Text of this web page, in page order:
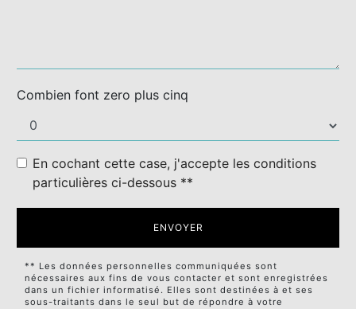
Combien font zero plus cinq
En cochant cette case, j'accepte les conditions
particulières ci-dessous **
ENVOYER
** Les données personnelles communiquées sont
nécessaires aux fins de vous contacter et sont enregistrées
dans un fichier informatisé. Elles sont destinées à et ses
sous-traitants dans le seul but de répondre à votre